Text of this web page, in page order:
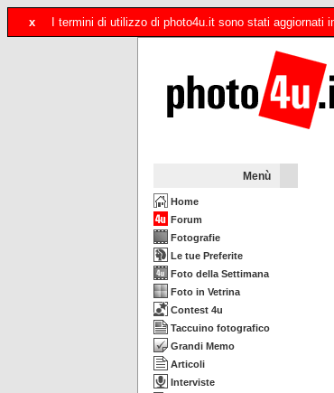
x I termini di utilizzo di photo4u.it sono stati
Menù
Home
Forum
Fotografie
Le tue Preferite
Foto della Settimana
Foto in Vetrina
Contest 4u
Taccuino fotografico
Grandi Memo
Articoli
Interviste